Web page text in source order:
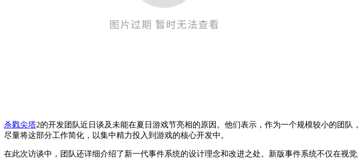
杀戮尖塔2的开发团队近日谈及未能在夏日游戏节亮相的原因。他们表示，作为一个规模较小的团
尽量将这部分工作简化，以集中精力投入到游戏的核心开发中。
在此次访谈中，团队还详细介绍了新一代事件系统的设计理念和改进之处。新版事件系统不仅在视